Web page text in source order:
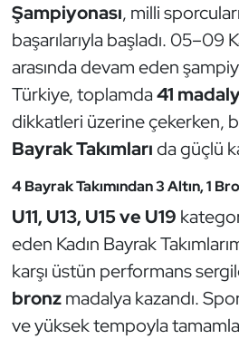
Şampiyonası, milli
başarılarıyla başladı. 05–09
arasında devam eden
Türkiye, toplamda41
dikkatleri üzerine çekerken,
Bayrak Takımlarıda güçlü
4 Bayrak Takımından 3 Altın, 1
U11, U13, U15 ve U19
eden Kadın Bayrak
karşı üstün performans
bronzmadalya kazandı.
ve yüksek tempoyla
Eskrim
Futbol
Futsal
Golf
Güreş
Halter